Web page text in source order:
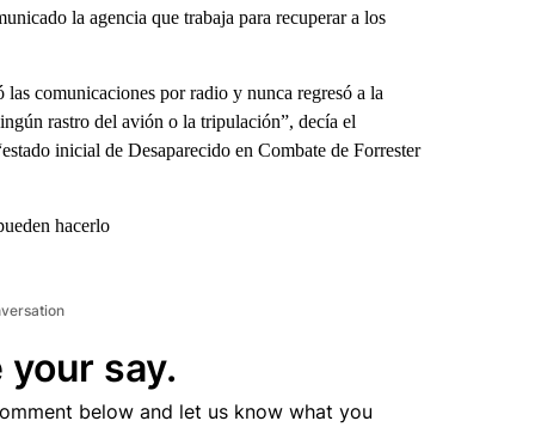
la agencia que trabaja para recuperar a los
comunicaciones por radio y nunca regresó a la
rastro del avión o la tripulación”, decía el
inicial de Desaparecido en Combate de Forrester
hacerlo
your say.
below and let us know what you